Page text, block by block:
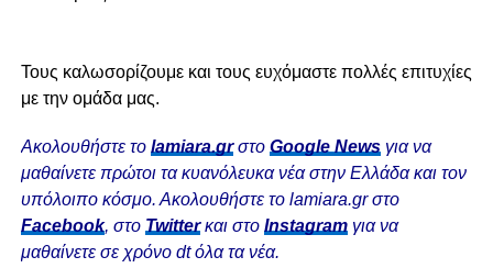
Τους καλωσορίζουμε και τους ευχόμαστε πολλές επιτυχίες
με την ομάδα μας.
Ακολουθήστε το lamiara.grστο Google Newsγια να
μαθαίνετε πρώτοι τα κυανόλευκα νέα στην Ελλάδα και τον
υπόλοιπο κόσμο. Ακολουθήστε το lamiara.gr στο
Facebook, στο Twitterκαι στο Instagram για να
μαθαίνετε σε χρόνο dt όλα τα νέα.